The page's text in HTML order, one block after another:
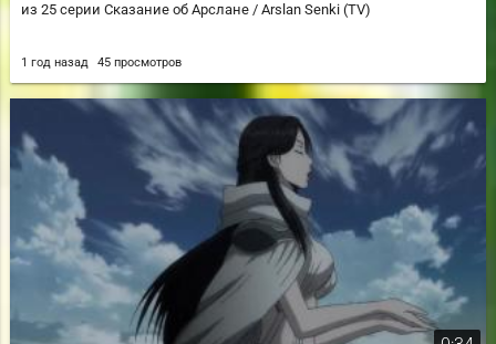
из 25 серии Сказание об Арслане / Arslan Senki (TV)
1 год назад 45 просмотров